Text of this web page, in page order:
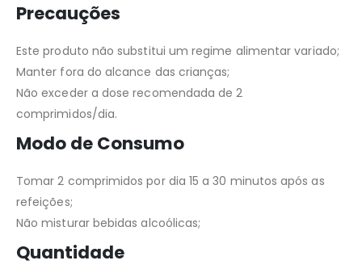
Precauções
Este produto não substitui um regime alimentar variado;
Manter fora do alcance das crianças;
Não exceder a dose recomendada de 2
comprimidos/dia.
Modo de Consumo
Tomar 2 comprimidos por dia 15 a 30 minutos após as
refeições;
Não misturar bebidas alcoólicas;
Quantidade